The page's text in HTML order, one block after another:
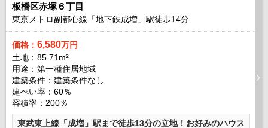
板橋区赤塚６丁目
東京メトロ副都心線「地下鉄成増」駅徒歩14分
価格： 6,580万円
土地：85.71m²
用途：第一種住居地域
建築条件： 建築条件なし
建ぺい率：60％
容積率：200％
東武東上線「成増」駅まで徒歩13分の立地！お好みのハウス